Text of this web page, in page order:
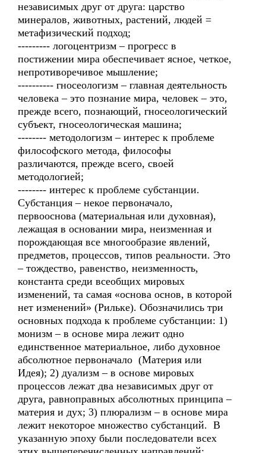
независимых друг от друга: царство
минералов, животных, растений, людей =
метафизический подход;
--------- логоцентризм – прогресс в
постижении мира обеспечивает ясное, четкое,
непротиворечивое мышление;
---------- гносеологизм – главная деятельность
человека – это познание мира, человек – это,
прежде всего, познающий, гносеологический
субъект, гносеологическая машина;
-------- методологизм – интерес к проблеме
философского метода, философы
различаются, прежде всего, своей
методологией;
-------- интерес к проблеме субстанции.
Субстанция – некое первоначало,
первооснова (материальная или духовная),
лежащая в основании мира, неизменная и
порождающая все многообразие явлений,
предметов, процессов, типов реальности. Это
– тождество, равенство, неизменность,
константа среди всеобщих мировых
изменений, та самая «основа основ, в которой
нет изменений» (Рильке). Обозначились три
основных подхода к проблеме субстанции: 1)
монизм – в основе мира лежит одно
единственное материальное, либо духовное
абсолютное первоначало (Материя или
Идея); 2) дуализм – в основе мировых
процессов лежат два независимых друг от
друга, равноправных абсолютных принципа –
материя и дух; 3) плюрализм – в основе мира
лежит некоторое множество субстанций. В
указанную эпоху были последователи всех